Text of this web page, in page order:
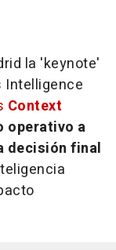
la 'keynote'
Intelligence
Context
operativo a
decisión final